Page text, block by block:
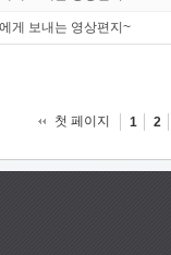
게 보내는 영상편지~
첫 페이지 1 2